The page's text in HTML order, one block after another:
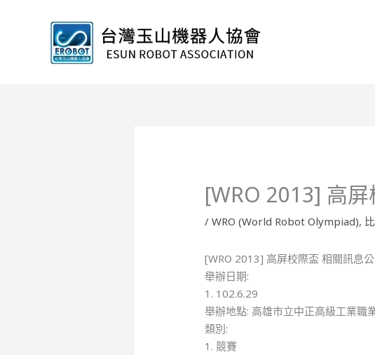
[WRO 2013] 高
/WRO (World Robot Olympiad),
[WRO 2013] 高屏校際盃 相關訊息
舉辦日期:
1. 102.6.29
舉辦地點: 高雄市立中正高級工業職
類別:
1. 競賽